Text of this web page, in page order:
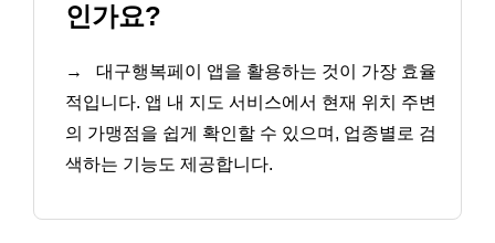
인가요?
→
대구행복페이 앱을 활용하는 것이 가장 효율
적입니다. 앱 내 지도 서비스에서 현재 위치 주변
의 가맹점을 쉽게 확인할 수 있으며, 업종별로 검
색하는 기능도 제공합니다.